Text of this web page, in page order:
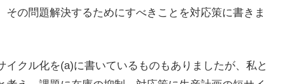
の問題解決するためにすべきことを対応策に書きま
クル化を(a)に書いているものもありましたが、私と